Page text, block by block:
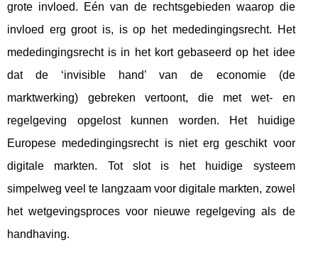
grote invloed. Eén van de rechtsgebieden waarop die
invloed erg groot is, is op het mededingingsrecht. Het
mededingingsrecht is in het kort gebaseerd op het idee
dat de ‘invisible hand’ van de economie (de
marktwerking) gebreken vertoont, die met wet- en
regelgeving opgelost kunnen worden. Het huidige
Europese mededingingsrecht is niet erg geschikt voor
digitale markten. Tot slot is het huidige systeem
simpelweg veel te langzaam voor digitale markten, zowel
het wetgevingsproces voor nieuwe regelgeving als de
handhaving.